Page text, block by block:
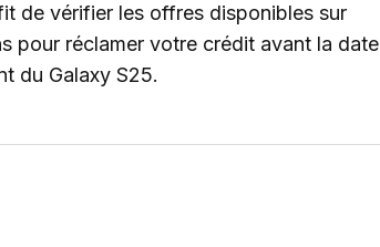
de vérifier les offres disponibles sur
pour réclamer votre crédit avant la date
du Galaxy S25.